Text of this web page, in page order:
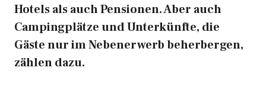
Hotels als auch Pensionen. Aber auch
Campingplätze und Unterkünfte, die
Gäste nur im Nebenerwerb beherbergen,
zählen dazu.